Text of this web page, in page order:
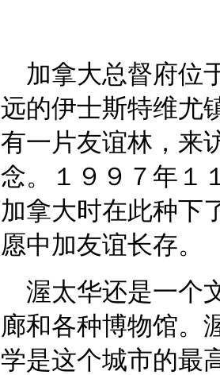
加拿大总督府位
远的伊士斯特维尤
有一片友谊林，来
念。１９９７年１
加拿大时在此种下
愿中加友谊长存。
渥太华还是一个
廊和各种博物馆。
学是这个城市的最